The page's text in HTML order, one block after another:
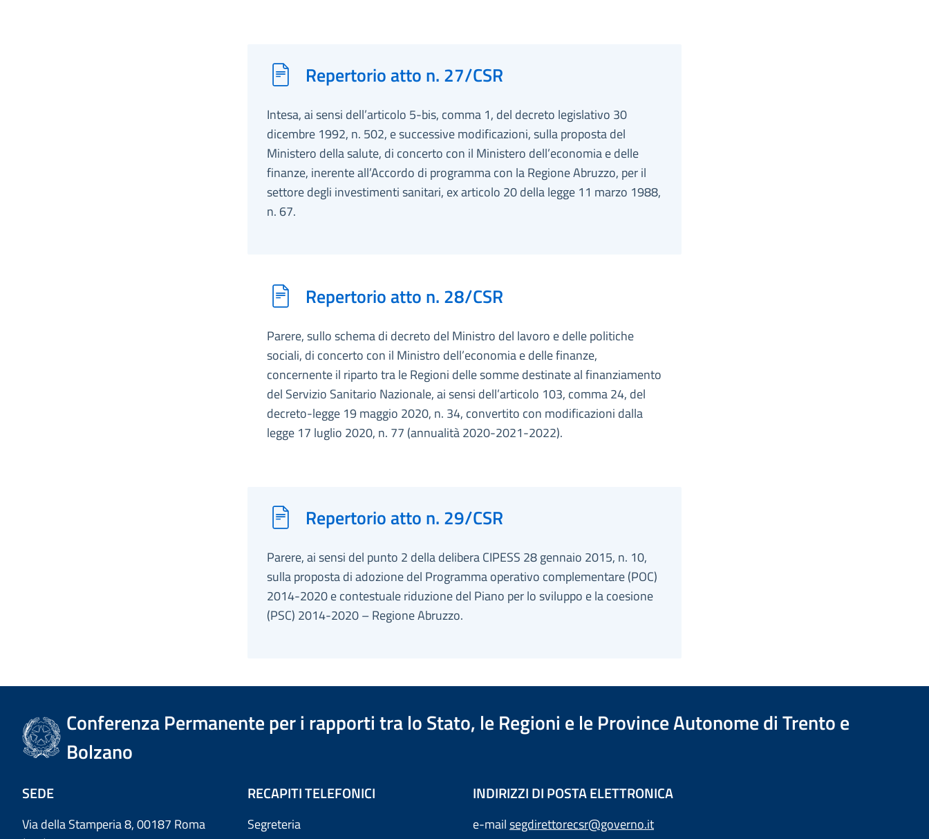
Repertorio atto n. 27/CSR
Intesa, ai sensi dell’articolo 5-bis, comma 1, del decreto legislativo 30
dicembre 1992, n. 502, e successive modificazioni, sulla proposta del
Ministero della salute, di concerto con il Ministero dell’economia e delle
finanze, inerente all’Accordo di programma con la Regione Abruzzo, per il
settore degli investimenti sanitari, ex articolo 20 della legge 11 marzo 1988,
n. 67.
Repertorio atto n. 28/CSR
Parere, sullo schema di decreto del Ministro del lavoro e delle politiche
sociali, di concerto con il Ministro dell’economia e delle finanze,
concernente il riparto tra le Regioni delle somme destinate al finanziamento
del Servizio Sanitario Nazionale, ai sensi dell’articolo 103, comma 24, del
decreto-legge 19 maggio 2020, n. 34, convertito con modificazioni dalla
legge 17 luglio 2020, n. 77 (annualità 2020-2021-2022).
Repertorio atto n. 29/CSR
Parere, ai sensi del punto 2 della delibera CIPESS 28 gennaio 2015, n. 10,
sulla proposta di adozione del Programma operativo complementare (POC)
2014-2020 e contestuale riduzione del Piano per lo sviluppo e la coesione
(PSC) 2014-2020 – Regione Abruzzo.
Conferenza Permanente per i rapporti tra lo Stato, le Regioni e le Province Autonome di Trento e
Bolzano
SEDE
Via della Stamperia 8, 00187 Roma
RECAPITI TELEFONICI
Segreteria
INDIRIZZI DI POSTA ELETTRONICA
e-mailsegdirettorecsr@governo.it